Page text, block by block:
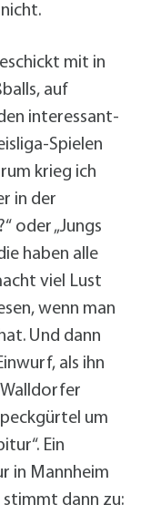
mit in
auf
interessant-
Spielen
krieg ich
in der
oder „Jungs
haben alle
viel Lust
wenn man
Und dann
als ihn
um
Ein
in Mannheim
stimmt dann zu: